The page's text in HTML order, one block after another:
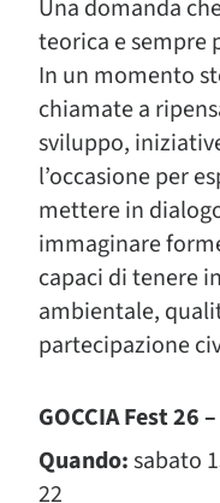
Una domanda
teorica e sempre
In un momento
chiamate a
sviluppo,
l’occasione per
mettere in
immaginare
capaci di tenere
ambientale,
partecipazione
GOCCIA Fest 26
Quando:sabato
22